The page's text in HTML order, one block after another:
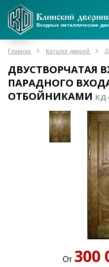
Входные металлические
Главная Каталог дверей
ДВУСТВОРЧАТАЯ
ПАРАДНОГО
ОТБОЙНИКАМИ
От 300
Max
Мы онлайн!
WhatsApp
Мы онлайн!
Telegram
Мы онлайн!
Max
Мы онлайн!
WhatsApp
Мы онлайн!